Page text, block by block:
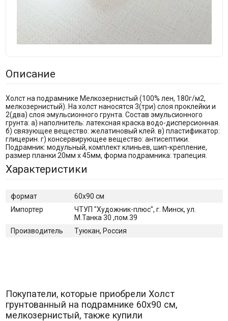
Описание
Холст на подрамнике Мелкозернистый (100% лен, 180г/м2,
мелкозернистый). На холст наносятся 3(три) слоя проклейки и
2(два) слоя эмульсионного грунта. Состав эмульсионного
грунта: а) наполнитель: латексная краска водо-дисперсионная.
б) связующее вещество: желатиновый клей. в) пластификатор:
глицерин. г) консервирующее вещество: антисептики.
Подрамник: модульный, комплект клиньев, шип-крепление,
размер планки 20мм х 45мм, форма подрамника: трапеция.
Характеристики
формат
60х90 см
Импортер
ЧТУП "Художник-плюс", г. Минск, ул.
М.Танка 30 ,пом.39
Производитель
Туюкан, Россия
Покупатели, которые приобрели Холст
грунтованный на подрамнике 60х90 см,
мелкозернистый, также купили